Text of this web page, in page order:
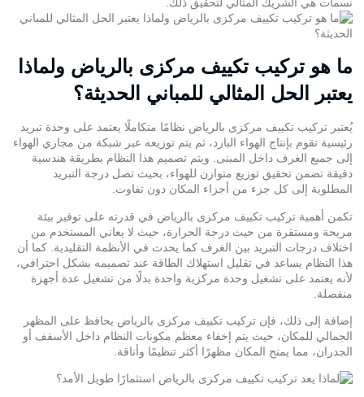
ما هو تركيب تكييف مركزى بالرياض ولماذا
يعتبر الحل المثالي للمباني الحديثة؟
يُعتبر تركيب تكييف مركزى بالرياض نظامًا متكاملًا يعتمد على وحدة تبريد
رئيسية تقوم بإنتاج الهواء البارد، ثم يتم توزيعه عبر شبكة من مجاري الهواء
إلى جميع الغرف داخل المبنى. ويتم تصميم هذا النظام بطريقة هندسية
دقيقة تضمن تحقيق توزيع متوازن للهواء، بحيث تصل درجة التبريد
المطلوبة إلى كل جزء من أجزاء المكان دون تفاوت.
تكمن أهمية تركيب تكييف مركزى بالرياض في قدرته على توفير بيئة
مريحة ومستقرة من حيث درجة الحرارة، حيث لا يعاني المستخدم من
اختلاف درجات التبريد بين الغرف كما يحدث في الأنظمة التقليدية. كما أن
هذا النظام يساعد في تقليل استهلاك الطاقة عند تصميمه بشكل احترافي،
لأنه يعتمد على تشغيل وحدة مركزية واحدة بدلًا من تشغيل عدة أجهزة
منفصلة.
إضافة إلى ذلك، فإن تركيب تكييف مركزى بالرياض يحافظ على المظهر
الجمالي للمكان، حيث يتم إخفاء معظم مكونات النظام داخل الأسقف أو
الجدران، مما يمنح المكان مظهرًا أكثر تنظيمًا وأناقة.